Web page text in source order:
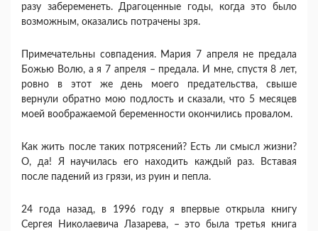
разу забеременеть. Драгоценные годы, когда это было
возможным, оказались потрачены зря.
Примечательны совпадения. Мария 7 апреля не предала
Божью Волю, а я 7 апреля – предала. И мне, спустя 8 лет,
ровно в этот же день моего предательства, свыше
вернули обратно мою подлость и сказали, что 5 месяцев
моей воображаемой беременности окончились провалом.
Как жить после таких потрясений? Есть ли смысл жизни?
О, да! Я научилась его находить каждый раз. Вставая
после падений из грязи, из руин и пепла.
24 года назад, в 1996 году я впервые открыла книгу
Сергея Николаевича Лазарева, – это была третья книга